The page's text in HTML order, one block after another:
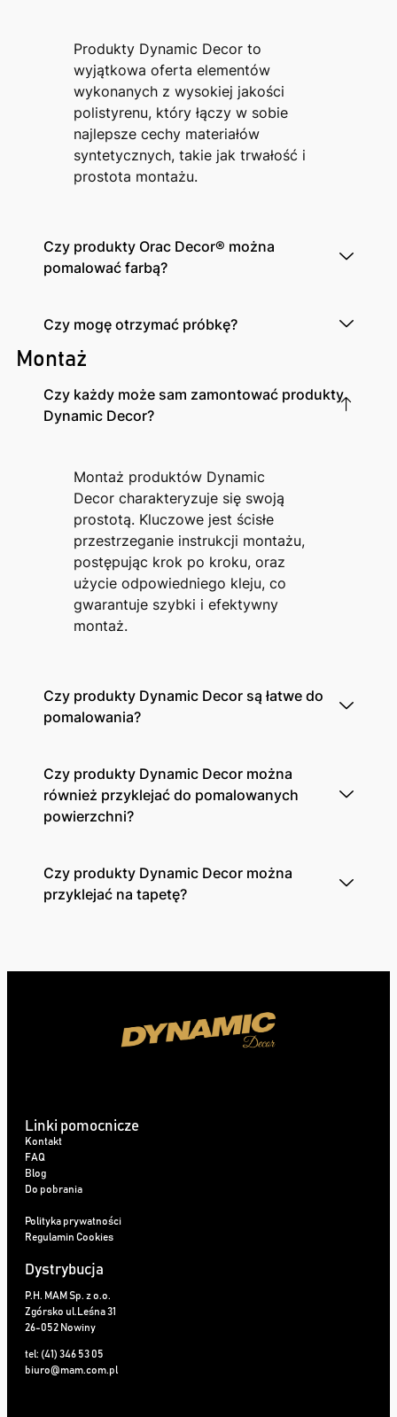
Produkty Dynamic Decor to
wyjątkowa oferta elementów
wykonanych z wysokiej jakości
polistyrenu, który łączy w sobie
najlepsze cechy materiałów
syntetycznych, takie jak trwałość i
prostota montażu.
Czy produkty Orac Decor® można
pomalować farbą?
Czy mogę otrzymać próbkę?
Montaż
Czy każdy może sam zamontować produkty
Dynamic Decor?
Montaż produktów Dynamic
Decor charakteryzuje się swoją
prostotą. Kluczowe jest ścisłe
przestrzeganie instrukcji montażu,
postępując krok po kroku, oraz
użycie odpowiedniego kleju, co
gwarantuje szybki i efektywny
montaż.
Czy produkty Dynamic Decor są łatwe do
pomalowania?
Czy produkty Dynamic Decor można
również przyklejać do pomalowanych
powierzchni?
Czy produkty Dynamic Decor można
przyklejać na tapetę?
Linki pomocnicze
Kontakt
FAQ
Blog
Do pobrania
Polityka prywatności
Regulamin Cookies
Dystrybucja
P.H. MAM Sp. z o.o.
Zgórsko ul.Leśna 31
26-052 Nowiny
tel: (41) 346 53 05
biuro@mam.com.pl